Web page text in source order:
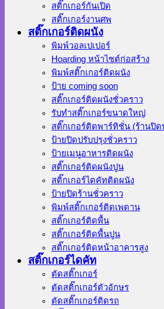
สติ๊กเกอร์กันเปิด
สติ๊กเกอร์งานศพ
สติ๊กเกอร์ติดผนัง
พิมพ์วอลเปเปอร์
Hoarding หน้าไซต์ก่อสร้าง
พิมพ์สติ๊กเกอร์ติดผนัง
ป้าย coming soon
สติ๊กเกอร์ติดผนังชั่วคราว
รับทำสติ๊กเกอร์ขนาดใหญ่
สติ๊กเกอร์ติดพาร์ทิชั่น (ร้านปิด
ป้ายปิดปรับปรุงชั่วคราว
ป้ายเมนูอาหารติดผนัง
สติ๊กเกอร์ติดผนังปูน
สติ๊กเกอร์ไดคัทติดผนัง
ป้ายปิดร้านชั่วคราว
พิมพ์สติ๊กเกอร์ติดเพดาน
สติ๊กเกอร์ติดพื้น
สติ๊กเกอร์ติดพื้นปูน
สติ๊กเกอร์ติดหน้าอาคารสูง
สติ๊กเกอร์ไดคัท
ตัดสติ๊กเกอร์
ตัดสติ๊กเกอร์ตัวอักษร
ตัดสติ๊กเกอร์ติดรถ